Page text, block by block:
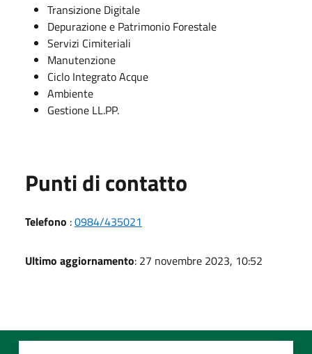
Transizione Digitale
Depurazione e Patrimonio Forestale
Servizi Cimiteriali
Manutenzione
Ciclo Integrato Acque
Ambiente
Gestione LL.PP.
Punti di contatto
Telefono :0984/435021
Ultimo aggiornamento: 27 novembre 2023, 10:52